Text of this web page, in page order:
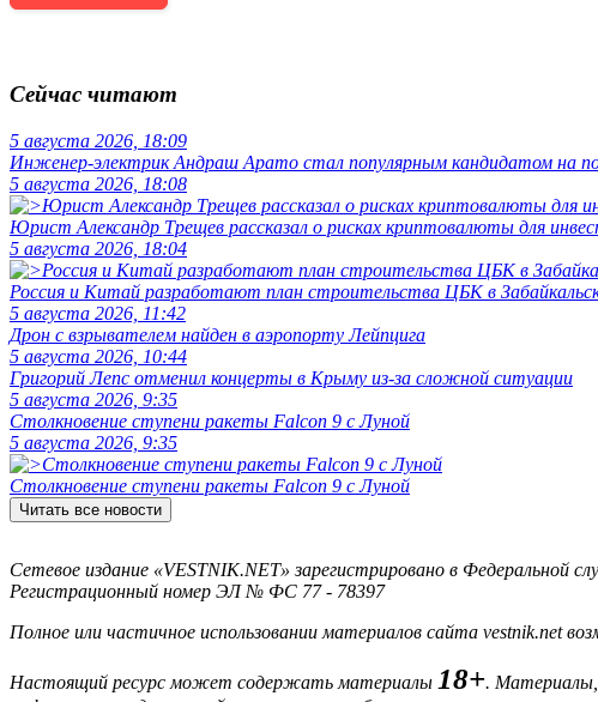
Сейчас читают
5 августа 2026, 18:09
Инженер-электрик Андраш Арато стал популярным кандидатом на
5 августа 2026, 18:08
Юрист Александр Трещев рассказал о рисках криптовалюты для
5 августа 2026, 18:04
Россия и Китай разработают план строительства ЦБК в
5 августа 2026, 11:42
Дрон с взрывателем найден в аэропорту Лейпцига
5 августа 2026, 10:44
Григорий Лепс отменил концерты в Крыму из-за сложной ситуации
5 августа 2026, 9:35
Столкновение ступени ракеты Falcon 9 с Луной
5 августа 2026, 9:35
Столкновение ступени ракеты Falcon 9 с Луной
Читать все новости
Сетевое издание «VESTNIK.NET» зарегистрировано в Федеральной
Регистрационный номер ЭЛ № ФС 77 - 78397
Полное или частичное использовании материалов сайта vestnik.net
Настоящий ресурс может содержать материалы 18+. Материалы,